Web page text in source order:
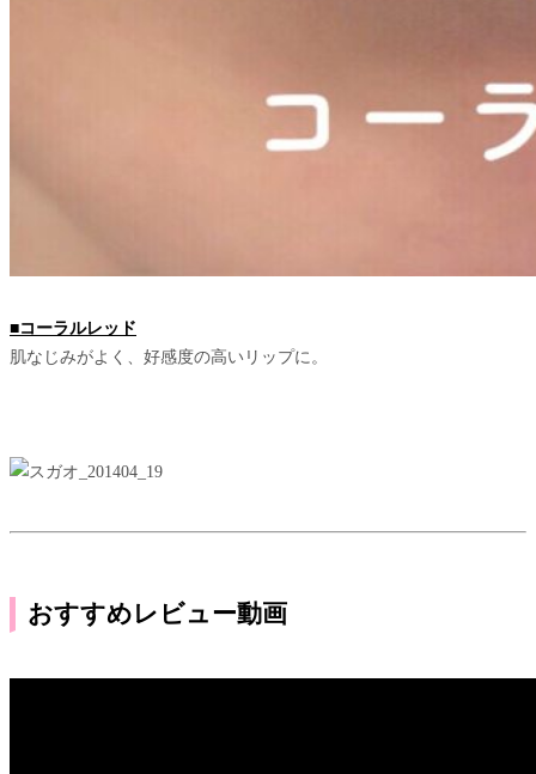
■コーラルレッド
肌なじみがよく、好感度の高いリップに。
おすすめレビュー動画